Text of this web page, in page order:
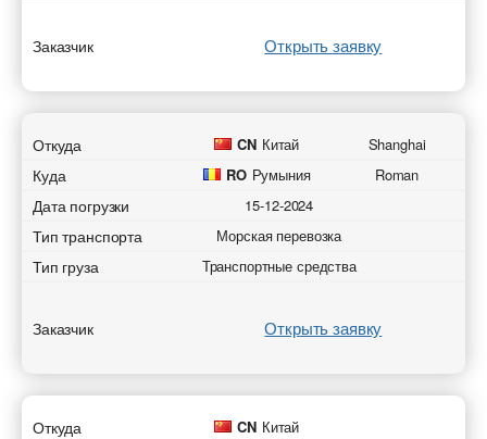
Заказчик Открыть заявку
Откуда CN Китай Shanghai
Куда RO Румыния Roman
Дата погрузки 15-12-2024
Тип транспорта Морская перевозка
Тип груза Транспортные средства
Заказчик Открыть заявку
Откуда CN Китай